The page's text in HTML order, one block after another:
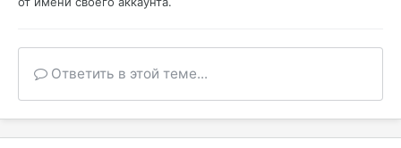
Ответить в этой теме...